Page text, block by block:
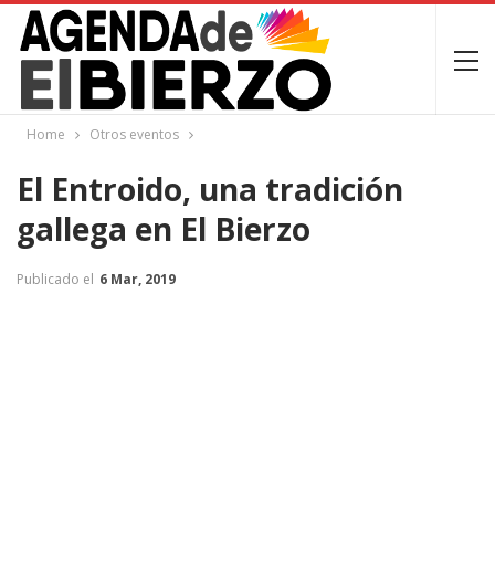
Home Otros eventos
El Entroido, una tradición
gallega en El Bierzo
Publicado el 6 Mar, 2019